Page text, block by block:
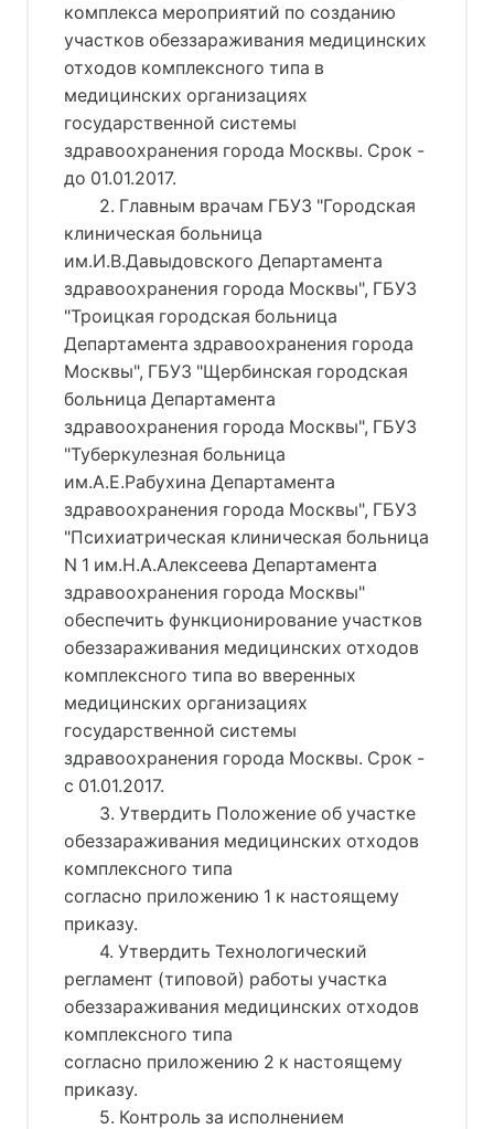
комплекса мероприятий по созданию
участков обеззараживания медицинских
отходов комплексного типа в
медицинских организациях
государственной системы
здравоохранения города Москвы. Срок -
до 01.01.2017.
2. Главным врачам ГБУЗ "Городская
клиническая больница
им.И.В.Давыдовского Департамента
здравоохранения города Москвы", ГБУЗ
"Троицкая городская больница
Департамента здравоохранения города
Москвы", ГБУЗ "Щербинская городская
больница Департамента
здравоохранения города Москвы", ГБУЗ
"Туберкулезная больница
им.А.Е.Рабухина Департамента
здравоохранения города Москвы", ГБУЗ
"Психиатрическая клиническая больница
N 1 им.Н.А.Алексеева Департамента
здравоохранения города Москвы"
обеспечить функционирование участков
обеззараживания медицинских отходов
комплексного типа во вверенных
медицинских организациях
государственной системы
здравоохранения города Москвы. Срок -
с 01.01.2017.
3. Утвердить Положение об участке
обеззараживания медицинских отходов
комплексного типа
согласно приложению 1 к настоящему
приказу.
4. Утвердить Технологический
регламент (типовой) работы участка
обеззараживания медицинских отходов
комплексного типа
согласно приложению 2 к настоящему
приказу.
5. Контроль за исполнением